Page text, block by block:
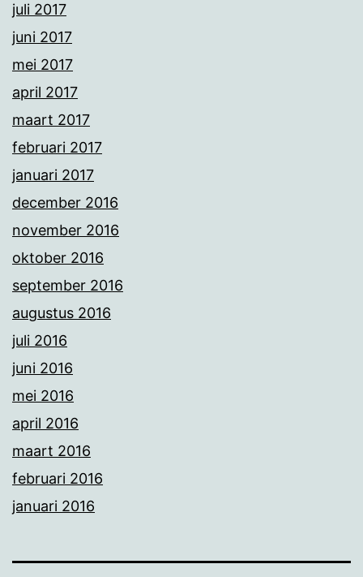
juli 2017
juni 2017
mei 2017
april 2017
maart 2017
februari 2017
januari 2017
december 2016
november 2016
oktober 2016
september 2016
augustus 2016
juli 2016
juni 2016
mei 2016
april 2016
maart 2016
februari 2016
januari 2016